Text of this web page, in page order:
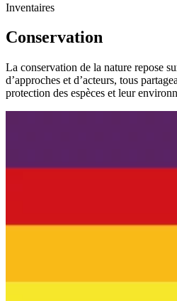
Inventaires
Conservation
La conservation de la nature repose
d’approches et d’acteurs, tous
protection des espèces et leur